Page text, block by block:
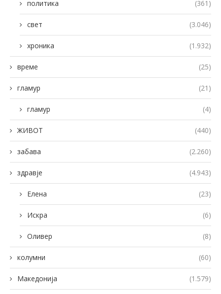
политика (361)
свет (3.046)
хроника (1.932)
време (25)
гламур (21)
гламур (4)
ЖИВОТ (440)
забава (2.260)
здравје (4.943)
Елена (23)
Искра (6)
Оливер (8)
колумни (60)
Македонија (1.579)